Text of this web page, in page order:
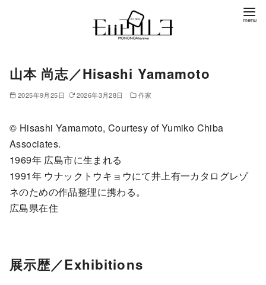
山本 尚志／Hisashi Yamamoto
2025年9月25日 2026年3月28日 作家
© Hisashi Yamamoto, Courtesy of Yumiko Chiba
Associates.
1969年 広島市に生まれる
1991年 ウナックトウキョウにて井上有一カタログレゾ
ネのための作品整理に携わる。
広島県在住
展示歴／Exhibitions